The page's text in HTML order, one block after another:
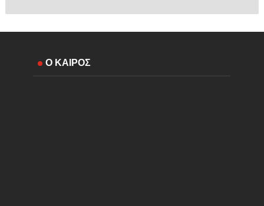
Ο ΚΑΙΡΟΣ